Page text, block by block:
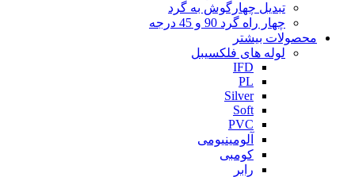
تبدیل چهارگوش به گرد
چهار راه گرد 90 و 45 درجه
محصولات بیشتر
لوله های فلکسیبل
IFD
PL
Silver
Soft
PVC
آلومینیومی
کومبی
رابر